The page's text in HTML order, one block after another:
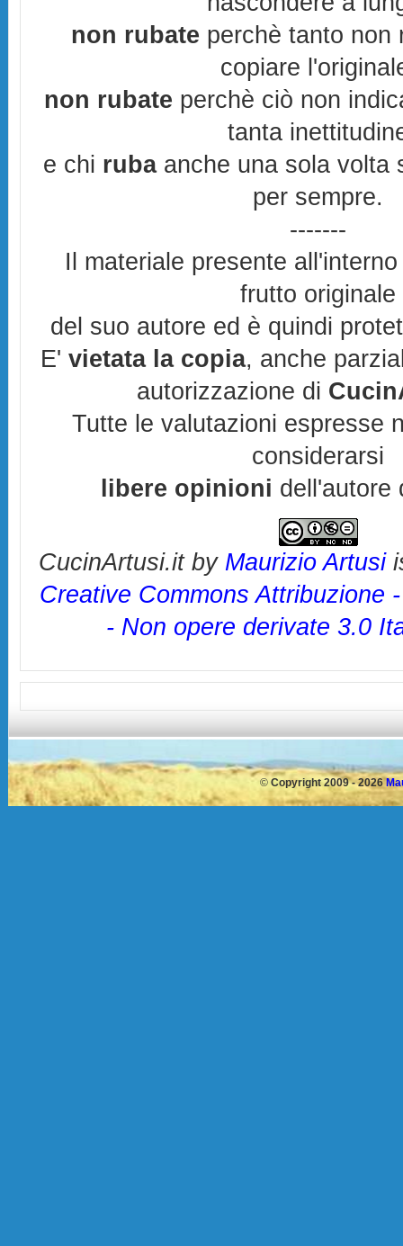
non rubate perchè tanto non
copiare
non rubate perchè ciò non
tanta
e chi rubaanche una sola volta
per sempre.
-------
Il materiale presente
frutto originale
del suo autore ed è quindi
E'vietata la copia, anche
autorizzazione di
Tutte le valutazioni espresse
considerarsi
libere opinioni dell'autore
CucinArtusi.itby Maurizio Artusi
Creative Commons Attribuzione
- Non opere derivate 3.0
© Copyright 2009 - 2026